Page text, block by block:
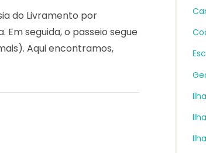
do Livramento por
seguida, o passeio segue
Aqui encontramos,